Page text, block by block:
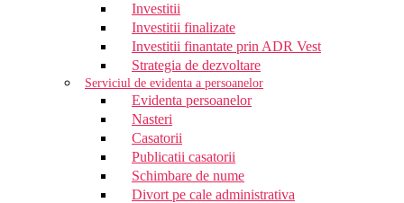
Investitii
Investitii finalizate
Investitii finantate prin ADR Vest
Strategia de dezvoltare
Serviciul de evidenta a persoanelor
Evidenta persoanelor
Nasteri
Casatorii
Publicatii casatorii
Schimbare de nume
Divort pe cale administrativa